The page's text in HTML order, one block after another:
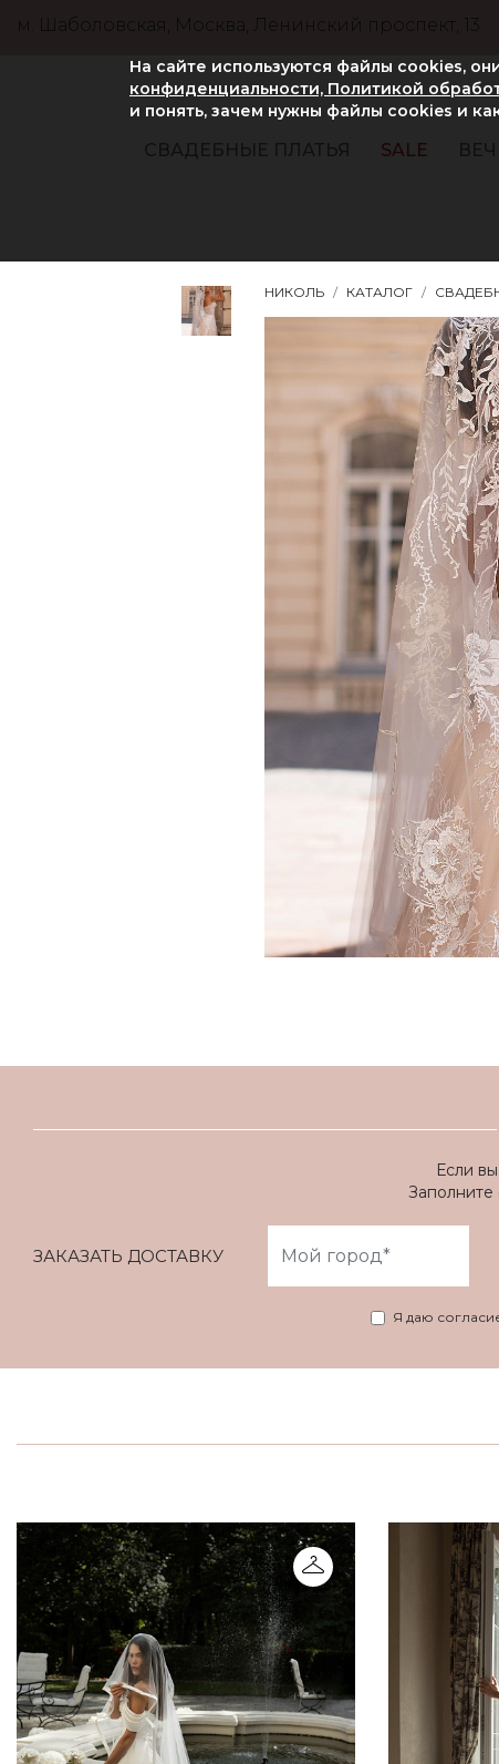
м. Шаболовская, Москва, Ленинский проспект, 13
СВАДЕБНЫЕ ПЛАТЬЯ SALE
НИКОЛЬ КАТАЛОГ
Если
Заполните
ЗАКАЗАТЬ ДОСТАВКУ
Я даю
На сайте используются файлы cookies,
конфиденциальности, Политикой
и понять, зачем нужны файлы сookies и